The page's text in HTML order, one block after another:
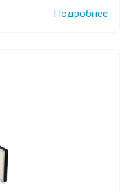
Подробнее